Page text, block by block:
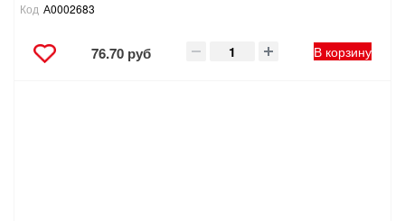
Код А0002683
76.70 руб В корзину